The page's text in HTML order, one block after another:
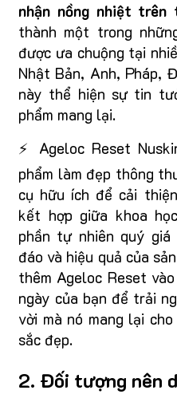
nhận nồng nhiệt trên
thành một trong
được ưa chuộng tại
Nhật Bản, Anh, Pháp,
này thể hiện sự tin
phẩm mang lại.
⚡ Ageloc Reset
phẩm làm đẹp thông
cụ hữu ích để cải
kết hợp giữa khoa
phần tự nhiên quý
đáo và hiệu quả của
thêm Ageloc Reset
ngày của bạn để trải
vời mà nó mang lại
sắc đẹp.
2. Đối tượng nên